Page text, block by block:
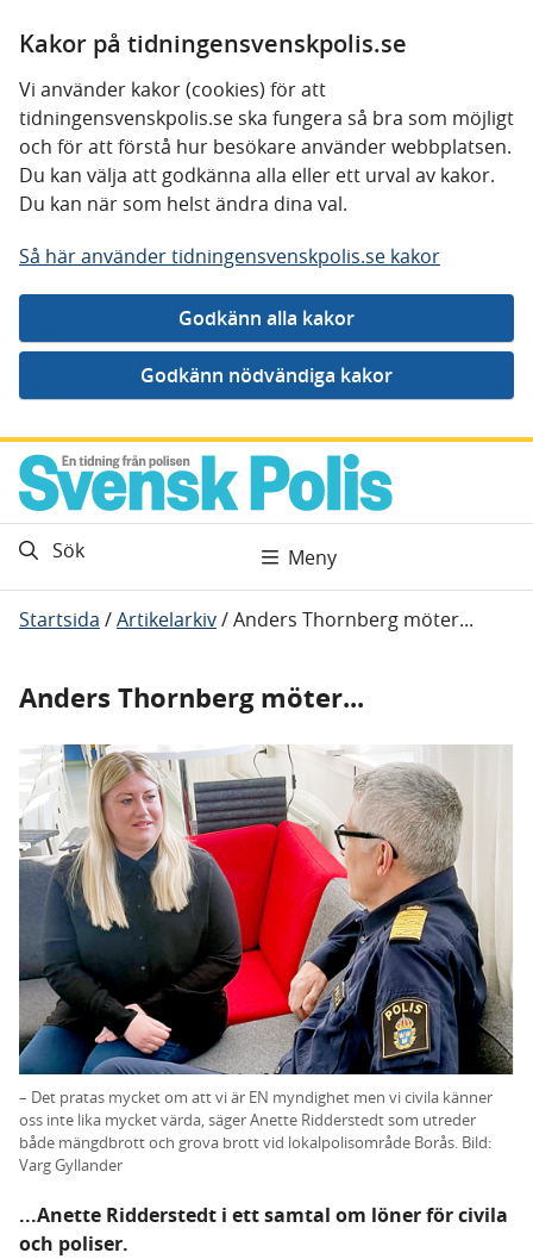
Kakor på tidningensvenskpolis.se
Vi använder kakor (cookies) för att
tidningensvenskpolis.se ska fungera så bra som möjligt
och för att förstå hur besökare använder webbplatsen.
Du kan välja att godkänna alla eller ett urval av kakor.
Du kan när som helst ändra dina val.
Så här använder tidningensvenskpolis.se kakor
Gå direkt till innehåll
Sök Meny
Startsida /Artikelarkiv/Anders Thornberg möter...
Anders Thornberg möter...
– Det pratas mycket om att vi är EN myndighet men vi civila känner
oss inte lika mycket värda, säger Anette Ridderstedt som utreder
både mängdbrott och grova brott vid lokalpolisområde Borås. Bild:
Varg Gyllander
...Anette Ridderstedt i ett samtal om löner för civila
och poliser.